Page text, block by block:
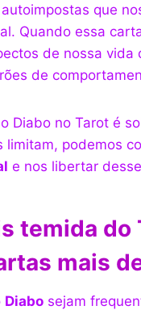
que
Quando essa
de nossa
de
Diabo no Tarot é
limitam, podemos
e nos libertar
temida do
mais
Diabo sejam